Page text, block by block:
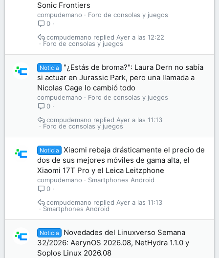
Sonic Frontiers
compudemano
Foro de consolas y juegos
0
Foro de consolas y juegos
Ayer a las 12:22
compudemano
Noticia
"¿Estás de broma?": Laura Dern no sabía
si actuar en Jurassic Park, pero una llamada a
Nicolas Cage lo cambió todo
compudemano
Foro de consolas y juegos
0
Foro de consolas y juegos
Ayer a las 11:13
compudemano
Noticia
Xiaomi rebaja drásticamente el precio de
dos de sus mejores móviles de gama alta, el
Xiaomi 17T Pro y el Leica Leitzphone
compudemano
Smartphones Android
0
Smartphones Android
Ayer a las 11:13
compudemano
Noticia
Novedades del Linuxverso Semana
32/2026: AerynOS 2026.08, NetHydra 1.1.0 y
Soplos Linux 2026.08